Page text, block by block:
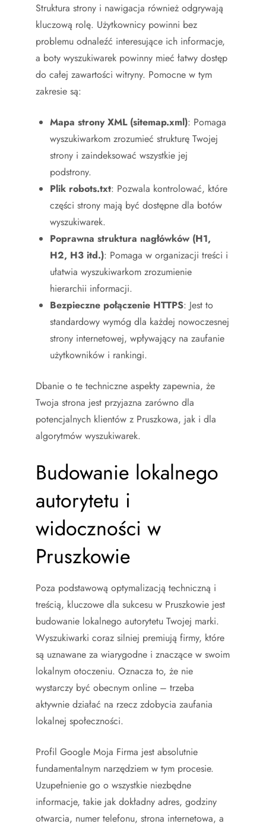
Struktura strony i nawigacja również odgrywają
kluczową rolę. Użytkownicy powinni bez
problemu odnaleźć interesujące ich informacje,
a boty wyszukiwarek powinny mieć łatwy dostęp
do całej zawartości witryny. Pomocne w tym
zakresie są:
Mapa strony XML (sitemap.xml): Pomaga
wyszukiwarkom zrozumieć strukturę Twojej
strony i zaindeksować wszystkie jej
podstrony.
Plik robots.txt: Pozwala kontrolować, które
części strony mają być dostępne dla botów
wyszukiwarek.
Poprawna struktura nagłówków (H1,
H2, H3 itd.): Pomaga w organizacji treści i
ułatwia wyszukiwarkom zrozumienie
hierarchii informacji.
Bezpieczne połączenie HTTPS: Jest to
standardowy wymóg dla każdej nowoczesnej
strony internetowej, wpływający na zaufanie
użytkowników i rankingi.
Dbanie o te techniczne aspekty zapewnia, że
Twoja strona jest przyjazna zarówno dla
potencjalnych klientów z Pruszkowa, jak i dla
algorytmów wyszukiwarek.
Budowanie lokalnego
autorytetu i
widoczności w
Pruszkowie
Poza podstawową optymalizacją techniczną i
treścią, kluczowe dla sukcesu w Pruszkowie jest
budowanie lokalnego autorytetu Twojej marki.
Wyszukiwarki coraz silniej premiują firmy, które
są uznawane za wiarygodne i znaczące w swoim
lokalnym otoczeniu. Oznacza to, że nie
wystarczy być obecnym online – trzeba
aktywnie działać na rzecz zdobycia zaufania
lokalnej społeczności.
Profil Google Moja Firma jest absolutnie
fundamentalnym narzędziem w tym procesie.
Uzupełnienie go o wszystkie niezbędne
informacje, takie jak dokładny adres, godziny
otwarcia, numer telefonu, strona internetowa, a